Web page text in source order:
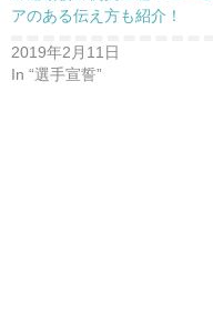
アのある伝え方も紹介！
2019年2月11日
In “選手宣誓”